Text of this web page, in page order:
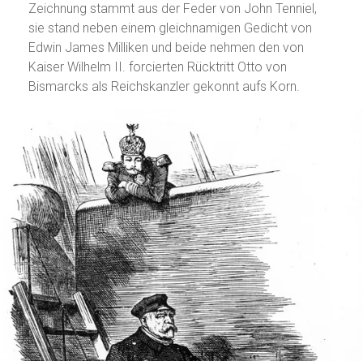
Zeichnung stammt aus der Feder von John Tenniel,
sie stand neben einem gleichnamigen Gedicht von
Edwin James Milliken und beide nehmen den von
Kaiser Wilhelm II. forcierten Rücktritt Otto von
Bismarcks als Reichskanzler gekonnt aufs Korn.